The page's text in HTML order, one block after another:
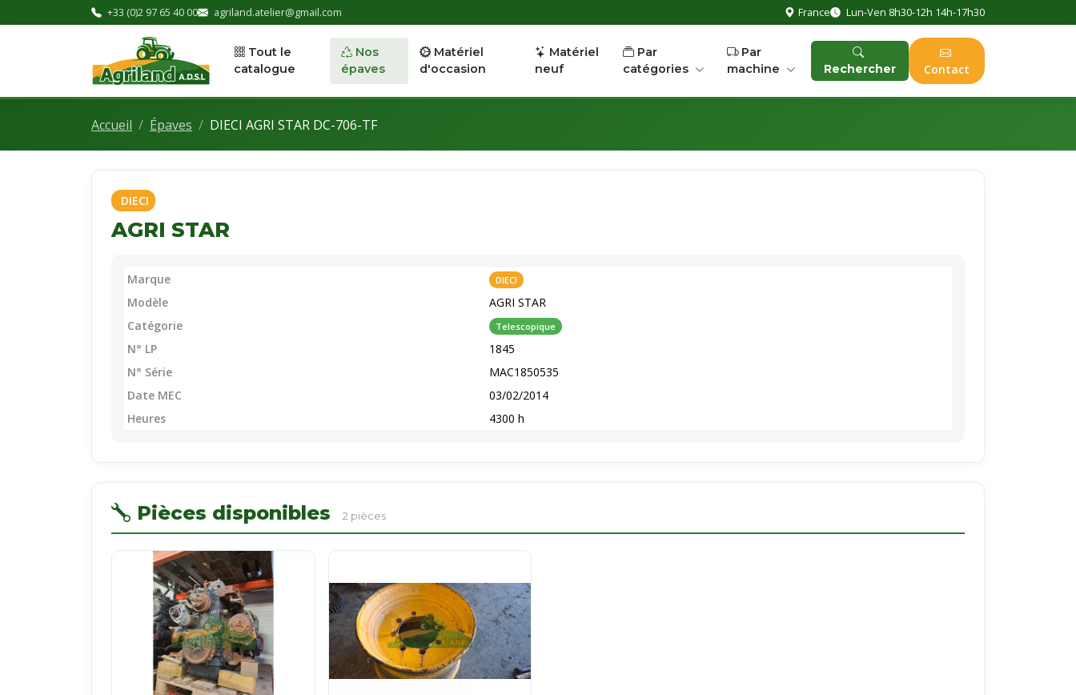
+33 (0)2 97 65 40 00 agriland.atelier@gmail.com France Lun-Ven 8h30-12h 14h-17h30
Tout le
catalogue
Nos
épaves
Matériel
d'occasion
Matériel
neuf
Par
catégories
Par
machine
Rechercher Contact
Accueil Épaves DIECI AGRI STAR DC-706-TF
DIECI
AGRI STAR
Marque DIECI
Modèle
AGRI STAR
Catégorie
Telescopique
N° LP
1845
N° Série
MAC1850535
Date MEC
03/02/2014
Heures
4300 h
Pièces disponibles 2 pièces